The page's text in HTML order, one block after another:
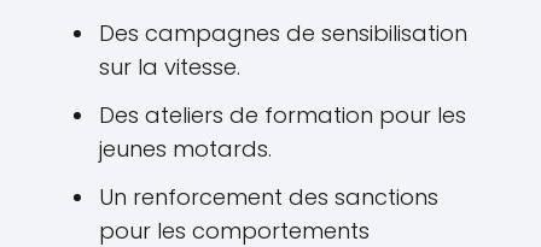
Des campagnes de sensibilisation
sur la vitesse.
Des ateliers de formation pour les
jeunes motards.
Un renforcement des sanctions
pour les comportements